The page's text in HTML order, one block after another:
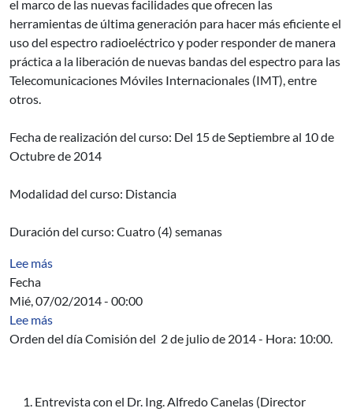
el marco de las nuevas facilidades que ofrecen las
herramientas de última generación para hacer más eficiente el
uso del espectro radioeléctrico y poder responder de manera
práctica a la liberación de nuevas bandas del espectro para las
Telecomunicaciones Móviles Internacionales (IMT), entre
otros.
Fecha de realización del curso: Del 15 de Septiembre al 10 de
Octubre de 2014
Modalidad del curso: Distancia
Duración del curso: Cuatro (4) semanas
Lee mássobre ACCIÓN DEL VIENTO SOBRE EDIFICIOS DE
Fecha
Mié, 07/02/2014 - 00:00
Lee mássobre Miércoles 2 de julio de 2014.
Orden del día Comisión del 2 de julio de 2014 - Hora: 10:00.
Entrevista con el Dr. Ing. Alfredo Canelas (Director